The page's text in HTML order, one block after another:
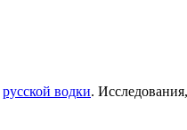
русской водки. Исследования,